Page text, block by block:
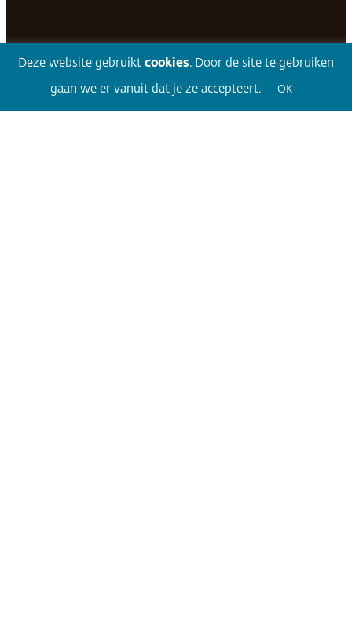
Volg 360Facebook LinkedIn Twitter
Deze website gebruikt cookies. Door de site te gebruiken
gaan we er vanuit dat je ze accepteert. OK